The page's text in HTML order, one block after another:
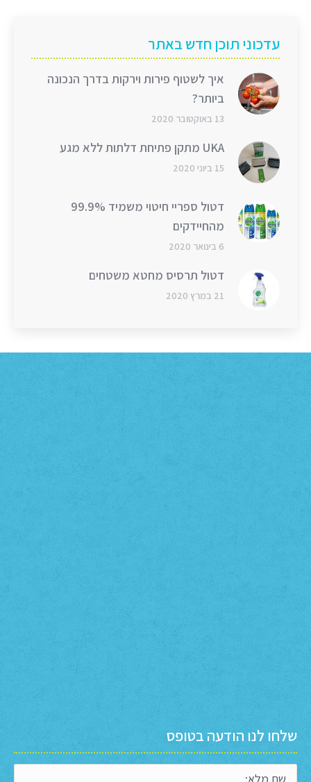
עדכוני תוכן חדש באתר
איך לשטוף פירות וירקות בדרך הנכונה
ביותר?
13 באוקטובר 2020
UKA מתקן פתיחת דלתות ללא מגע
15 ביוני 2020
דטול ספריי חיטוי משמיד 99.9%
מהחיידקים
6 בינואר 2020
דטול תרסיס מחטא משטחים
21 במרץ 2020
שלחו לנו הודעה בטופס